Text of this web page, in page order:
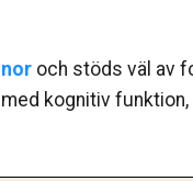
och stöds väl av
kognitiv